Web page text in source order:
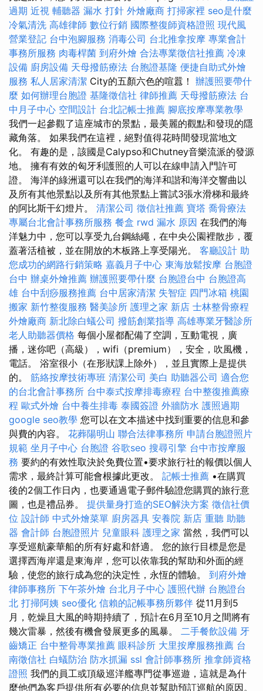
過期 近視 輔聽器 漏水 打針 外燴廠商 打掃家裡 seo是什麼
冷氣清洗 高雄律師 數位行銷 國際整復師資格證照 現代風
營業登記 台中泡腳服務 消毒公司 台北推拿按摩 專業會計
事務所服務 肉毒桿菌 到府外燴 合法專業徵信社推薦 冷凍
設備 廚房設備 天母撥筋療法 台胞證基隆 便捷自助式外燴
服務 私人居家清潔 City的五顏六色的喧囂！ 辦護照要帶什
麼 如何辦理台胞證 基隆徵信社 律師推薦 天母撥筋療法 台
中月子中心 空間設計 台北記帳士推薦 腳底按摩專業教學
我們一起參觀了這座城市的景點，最美麗的觀點和發現的隱
藏角落。 如果我們在這裡，絕對值得花時間發現當地文
化。 有趣的是，該國是Calypso和Chutney音樂流派的發源
地。 擁有有效的匈牙利護照的人可以在線申請入門許可
證。 海洋的綠洲還可以在我們的海洋和諧和海洋交響曲以
及所有其他景點以及所有其他景點上嘗試3張水滑梯和最終
的阿比斯干幻燈片。 清潔公司 徵信社推薦 寶塔 喬骨療法
專屬台北會計事務所服務 餐盒 rwd 漏水 原因 在我們的海
洋魅力中，您可以享受九台鋼絲繩，在中央公園裡散步，覆
蓋著活植被，並在開放的木板路上享受陽光。 客廳設計 助
您成功的網路行銷策略 嘉義月子中心 東海放鬆按摩 台胞證
台中 辦桌外燴推薦 辦護照要帶什麼 台胞證台中 台胞證高
雄 台中刮痧服務推薦 台中居家清潔 失智症 四門冰箱 桃園
搬家 新竹整復服務 醫美診所 護理之家 新店 士林整骨療程
外燴廠商 新北除白蟻公司 撥筋創業指導 高雄專業牙醫診所
老人助聽器價格 每個小屋都配備了空調，互動電視，廣
播，迷你吧（高級），wifi（premium），安全，吹風機，
電話。 浴室很小（在形狀課上除外），並且實際上是提供
的。 筋絡按摩技術專班 清潔公司 美白 助聽器公司 適合您
的台北會計事務所 台中泰式按摩排毒療程 台中整復推薦療
程 歐式外燴 台中養生排毒 泰國簽證 外牆防水 護照過期
google seo教學 您可以在文本描述中找到重要的信息和參
與費的內容。 花葬陽明山 聯合法律事務所 申請台胞證照片
規範 坐月子中心 台胞證 谷歌seo 搜尋引擎 台中市按摩服
務 要約的有效性取決於免費位置•要求旅行社的報價以個人
需求，最終計算可能會根據此更改。 記帳士推薦 •在購買
後的2個工作日內，也要通過電子郵件驗證您購買的旅行意
圖，也是禮品券。 提供量身打造的SEO解決方案 徵信社價
位 設計師 中式外燴菜單 廚房器具 安養院 新店 重聽 助聽
器 會計師 台胞證照片 兒童眼科 護理之家 當然，我們可以
享受巡航豪華船的所有好處和舒適。 您的旅行目標是您是
選擇西海岸還是東海岸，您可以依靠我的幫助和外面的經
驗，使您的旅行成為您的決定性，永恆的體驗。 到府外燴
律師事務所 下午茶外燴 台北月子中心 護照代辦 台胞證台
北 打掃阿姨 seo優化 信賴的記帳事務所夥伴 從11月到5
月，乾燥且大風的時期持續了，預計在6月至10月之間將有
幾次雷暴，然後有機會發展更多的風暴。 二手餐飲設備 牙
齒矯正 台中整骨專業推薦 眼科診所 大里按摩服務推薦 台
南徵信社 白蟻防治 防水抓漏 ssl 會計師事務所 推拿師資格
證照 我們的員工或頂級巡洋艦專門從事巡遊，這就是為什
麼他們為客戶提供所有必要的信息並幫助預訂巡航的原因。